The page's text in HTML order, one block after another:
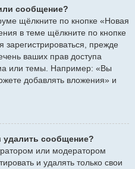
сообщение?
щёлкните по кнопке «Новая
в теме щёлкните по кнопке
зарегистрироваться, прежде
ваших прав доступа
или темы. Например: «Вы
добавлять вложения» и
удалить сообщение?
или модератором
и удалять только свои